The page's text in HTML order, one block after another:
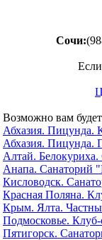
Сочи:
Возможно вам
Абхазия. Пицунда.
Абхазия. Пицунда.
Алтай.
Анапа. Санаторий
Кисловодск.
Красная Поляна.
Крым. Ялта.
Подмосковье.
Пятигорск.